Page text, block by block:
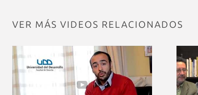
VER MÁS VIDEOS RELACIONADOS